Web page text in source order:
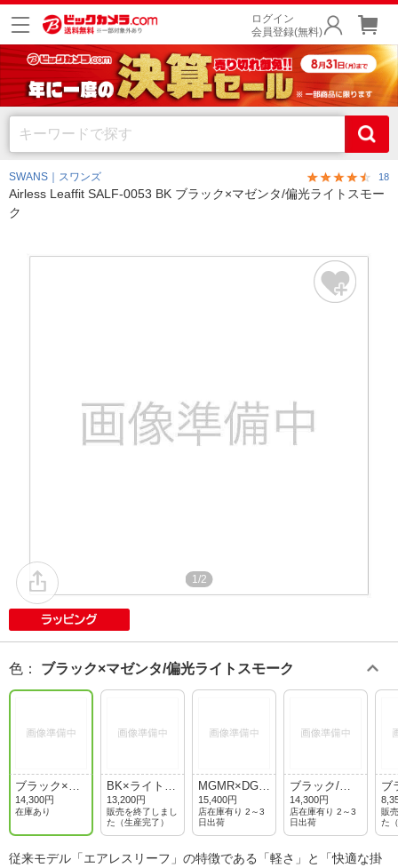
ログイン
会員登録(無料)
SWANS｜スワンズ 18
Airless Leaffit SALF-0053 BK ブラック×マゼンタ/偏光ライトスモー
ク
1/2
色 ： ブラック×マゼンタ/偏光ライトスモーク
ブラック×マ
ゼンタ/偏光
ライトスモー
14,300円
在庫あり
BK×ライトシ
ルバー/シル
バーミラー×
ライトアイス
BL
13,200円
販売を終了しまし
た（生産完了）
MGMR×DGM
RBL/シルバー
ミラー×偏光
ULアイスブル
ー
15,400円
店在庫有り 2～3
日出荷
ブラック/偏
光ULアイスブ
ルー
14,300円
店在庫有り 2～3
日出荷
ブ
ラ
バ
UL
ー
販
た
従来モデル「エアレスリーフ」の特徴である「軽さ」と「快適な掛